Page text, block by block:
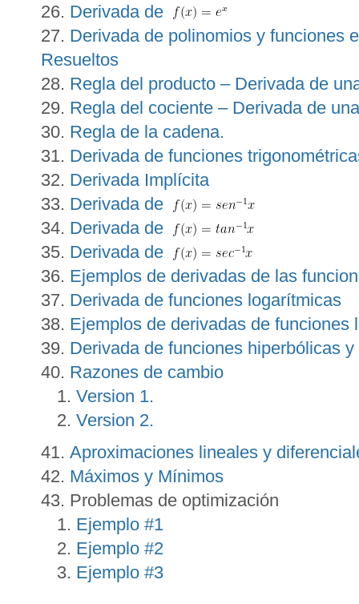
Derivada de
Derivada de polinomios y funciones
Resueltos
Regla del producto – Derivada de
Regla del cociente – Derivada de
Regla de la cadena.
Derivada de funciones
Derivada Implícita
Derivada de
Derivada de
Derivada de
Ejemplos de derivadas de las
Derivada de funciones logarítmicas
Ejemplos de derivadas de funciones
Derivada de funciones hiperbólicas
Razones de cambio
Version 1.
Version 2.
Aproximaciones lineales y
Máximos y Mínimos
Problemas de optimización
Ejemplo #1
Ejemplo #2
Ejemplo #3